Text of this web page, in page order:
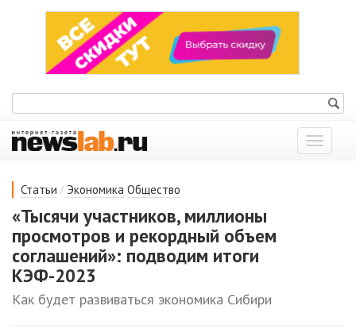
Показать
меню
Статьи / Экономика Общество
«Тысячи участников, миллионы
просмотров и рекордный объем
соглашений»: подводим итоги
КЭФ-2023
Как будет развиваться экономика Сибири